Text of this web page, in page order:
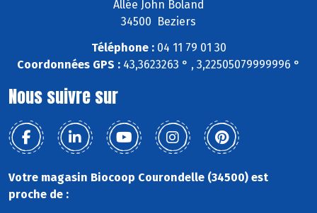
Allée John Boland
34500 Beziers
Téléphone :04 11 79 01 30
Coordonnées GPS : 43,3623263 ° , 3,22505079999996 °
Nous suivre sur
Votre magasin Biocoop Courondelle (34500) est
proche de :